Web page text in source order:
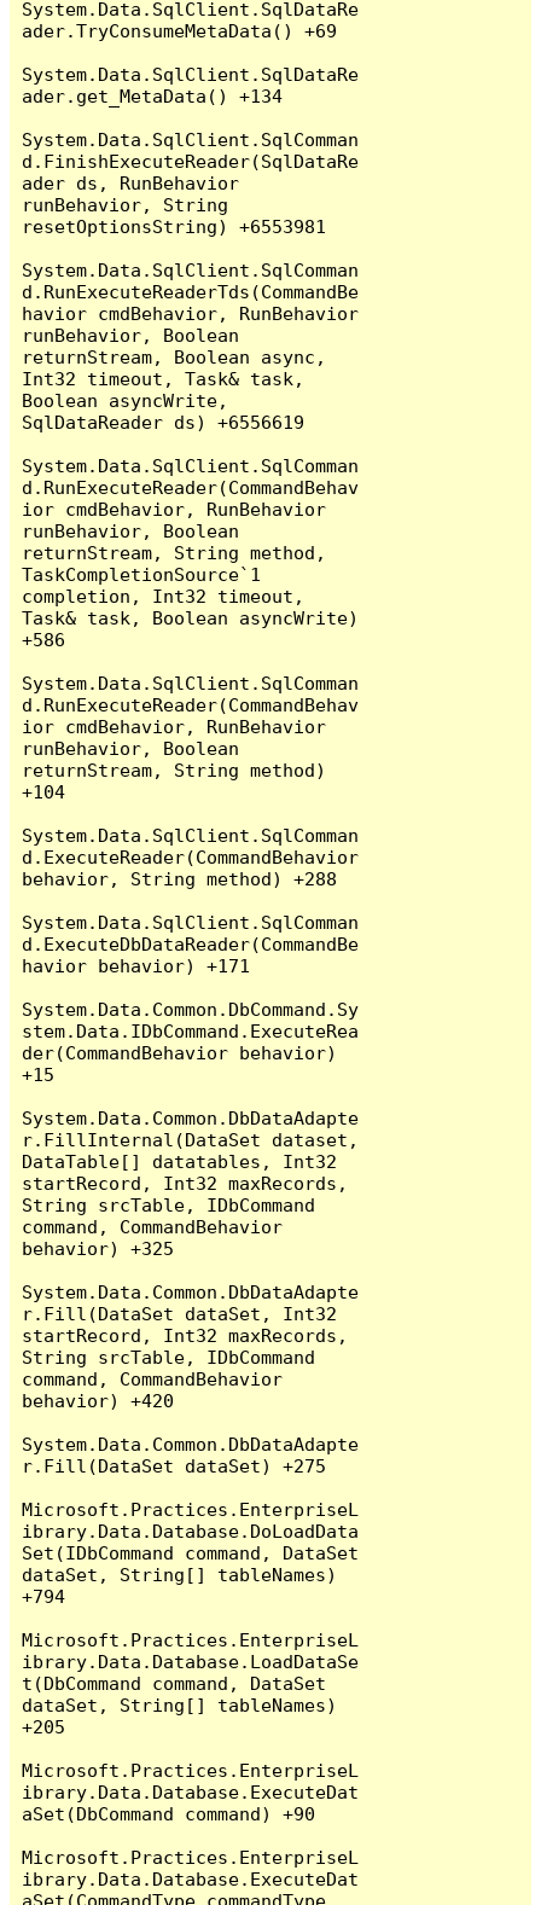
System.Data.SqlClient.SqlDataRe
ader.TryConsumeMetaData() +69
System.Data.SqlClient.SqlDataRe
ader.get_MetaData() +134
System.Data.SqlClient.SqlComman
d.FinishExecuteReader(SqlDataRe
ader ds, RunBehavior
runBehavior, String
resetOptionsString) +6553981
System.Data.SqlClient.SqlComman
d.RunExecuteReaderTds(CommandBe
havior cmdBehavior, RunBehavior
runBehavior, Boolean
returnStream, Boolean async,
Int32 timeout, Task& task,
Boolean asyncWrite,
SqlDataReader ds) +6556619
System.Data.SqlClient.SqlComman
d.RunExecuteReader(CommandBehav
ior cmdBehavior, RunBehavior
runBehavior, Boolean
returnStream, String method,
TaskCompletionSource`1
completion, Int32 timeout,
Task& task, Boolean asyncWrite)
+586
System.Data.SqlClient.SqlComman
d.RunExecuteReader(CommandBehav
ior cmdBehavior, RunBehavior
runBehavior, Boolean
returnStream, String method)
+104
System.Data.SqlClient.SqlComman
d.ExecuteReader(CommandBehavior
behavior, String method) +288
System.Data.SqlClient.SqlComman
d.ExecuteDbDataReader(CommandBe
havior behavior) +171
System.Data.Common.DbCommand.Sy
stem.Data.IDbCommand.ExecuteRea
der(CommandBehavior behavior)
+15
System.Data.Common.DbDataAdapte
r.FillInternal(DataSet dataset,
DataTable[] datatables, Int32
startRecord, Int32 maxRecords,
String srcTable, IDbCommand
command, CommandBehavior
behavior) +325
System.Data.Common.DbDataAdapte
r.Fill(DataSet dataSet, Int32
startRecord, Int32 maxRecords,
String srcTable, IDbCommand
command, CommandBehavior
behavior) +420
System.Data.Common.DbDataAdapte
r.Fill(DataSet dataSet) +275
Microsoft.Practices.EnterpriseL
ibrary.Data.Database.DoLoadData
Set(IDbCommand command, DataSet
dataSet, String[] tableNames)
+794
Microsoft.Practices.EnterpriseL
ibrary.Data.Database.LoadDataSe
t(DbCommand command, DataSet
dataSet, String[] tableNames)
+205
Microsoft.Practices.EnterpriseL
ibrary.Data.Database.ExecuteDat
aSet(DbCommand command) +90
Microsoft.Practices.EnterpriseL
ibrary.Data.Database.ExecuteDat
aSet(CommandType commandType,